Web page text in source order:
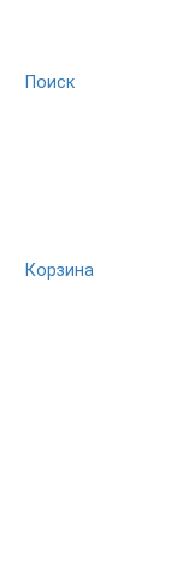
Поиск
Корзина